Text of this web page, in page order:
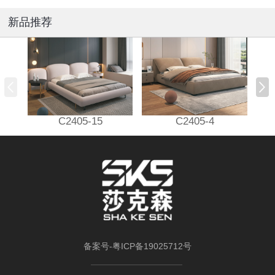
新品推荐
C2405-15 C2405-4
备案号-粤ICP备19025712号